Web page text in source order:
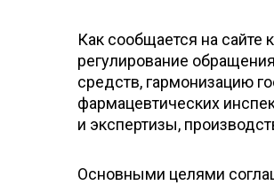
Как сообщается на сайте
регулирование
средств, гармонизацию
фармацевтических
и экспертизы,
Основными целями